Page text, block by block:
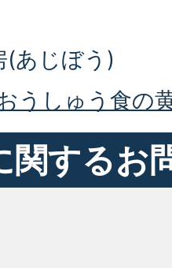
(あじぼう)
うしゅう食の
関するお